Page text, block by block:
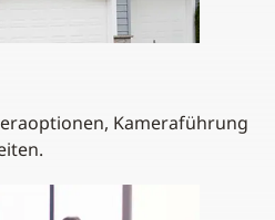
Kameraführung